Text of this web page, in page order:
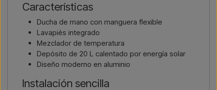
Características
Ducha de mano con manguera flexible
Lavapiés integrado
Mezclador de temperatura
Depósito de 20 L calentado por energía solar
Diseño moderno en aluminio
Instalación sencilla